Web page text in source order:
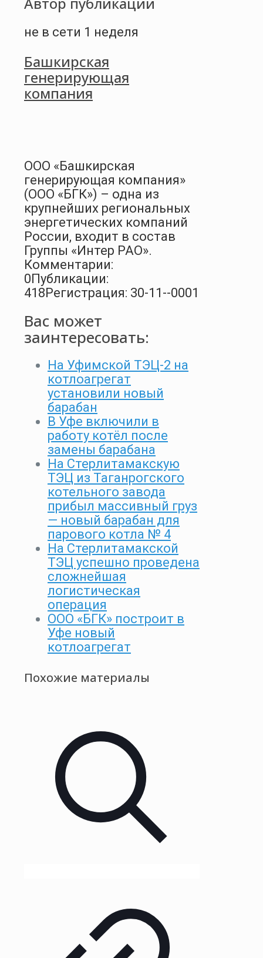
не в сети 1 неделя
Башкирская
генерирующая
компания
ООО «Башкирская
генерирующая компания»
(ООО «БГК») – одна из
крупнейших региональных
энергетических компаний
России, входит в состав
Группы «Интер РАО».
Комментарии:
0Публикации:
418Регистрация: 30-11--0001
Вас может
заинтересовать:
На Уфимской ТЭЦ-2 на
котлоагрегат
установили новый
барабан
В Уфе включили в
работу котёл после
замены барабана
На Стерлитамакскую
ТЭЦ из Таганрогского
котельного завода
прибыл массивный груз
— новый барабан для
парового котла № 4
На Стерлитамакской
ТЭЦ успешно проведена
сложнейшая
логистическая
операция
ООО «БГК» построит в
Уфе новый
котлоагрегат
Похожие материалы